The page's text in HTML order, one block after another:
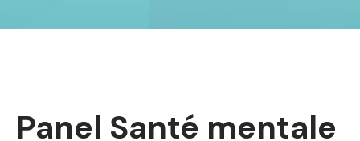
Panel Santé mentale